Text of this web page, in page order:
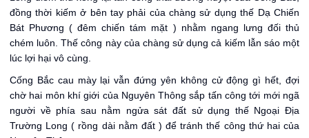
đồng thời kiếm ở bên tay phải của chàng sử dụng thế Dạ Chiến
Bát Phương ( đêm chiến tám mặt ) nhằm ngang lưng đối thủ
chém luôn. Thế công này của chàng sử dụng cả kiếm lẫn sáo một
lúc lợi hại vô cùng.
Cống Bắc cau mày lại vẫn đứng yên không cử động gì hết, đợi
chờ hai môn khí giới của Nguyên Thông sắp tấn công tới mới ngã
người về phía sau nằm ngửa sát đất sử dụng thế Ngoại Địa
Trường Long ( rồng dài nằm đất ) để tránh thế công thứ hai của